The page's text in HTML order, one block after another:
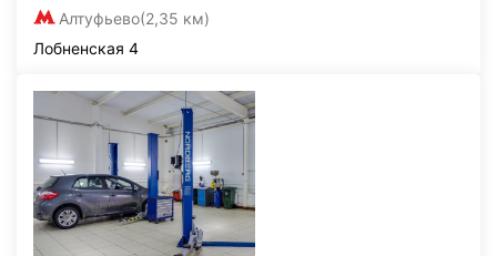
Алтуфьево(2,35 км)
Лобненская 4